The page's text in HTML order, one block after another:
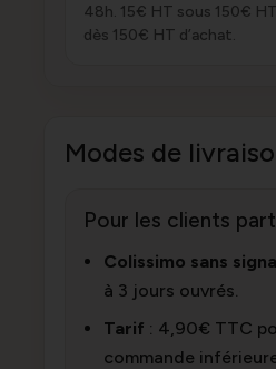
48h. 15€ HT sous 150€
dès 150€ HT d’achat.
Modes de
Pour les clients
Colissimo sans
à 3 jours ouvrés.
Tarif : 4,90€ TTC
commande